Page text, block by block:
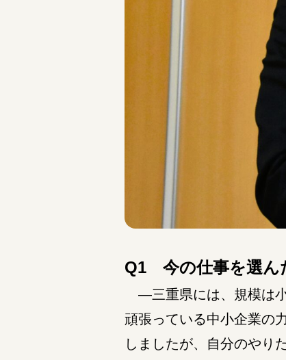
Q1 今の仕事を選ん
―三重県には、規模は小
頑張っている中小企業の
しましたが、自分のやり